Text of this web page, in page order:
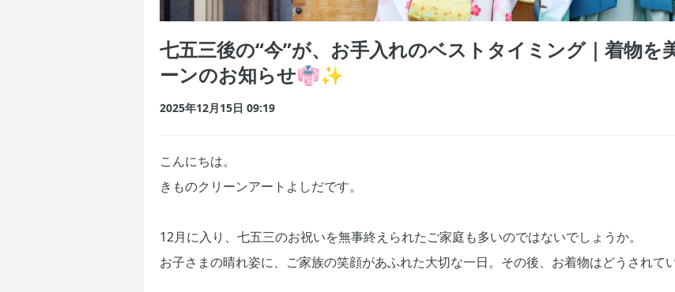
七五三後の“今”が、お手入れのベストタイミング｜着物
ーンのお知らせ👘✨
2025年12月15日 09:19
こんにちは。
きものクリーンアートよしだです。
12月に入り、七五三のお祝いを無事終えられたご家庭も多いのではないでしょうか。
お子さまの晴れ姿に、ご家族の笑顔があふれた大切な一日。その後、お着物はどうされて